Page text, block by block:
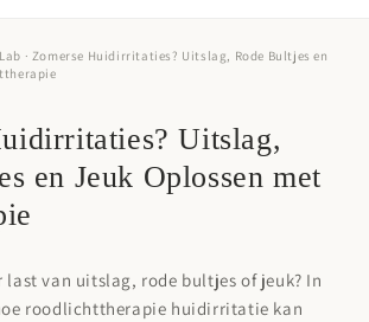
· Zomerse Huidirritaties? Uitslag, Rode Bultjes en
Uitslag,
en Jeuk Oplossen met
last van uitslag, rode bultjes of jeuk? In
roodlichttherapie huidirritatie kan